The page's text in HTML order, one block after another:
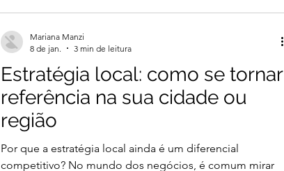
Estratégia local: como se tornar
referência na sua cidade ou
região
Por que a estratégia local ainda é um diferencial
competitivo? No mundo dos negócios, é comum mirar
Mariana Manzi
8 de jan.
3 min de leitura